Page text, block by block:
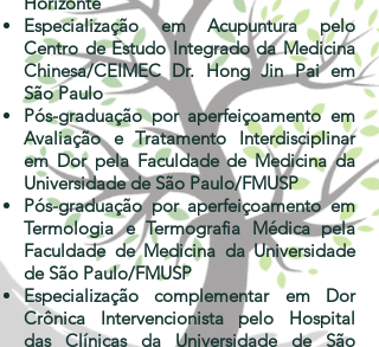
Especialização em Acupuntura pelo
Centro de Estudo Integrado da Medicina
Chinesa/CEIMEC Dr. Hong Jin Pai em
São Paulo
Pós-graduação por aperfeiçoamento em
Avaliação e Tratamento Interdisciplinar
em Dor pela Faculdade de Medicina da
Universidade de São Paulo/FMUSP
Pós-graduação por aperfeiçoamento em
Termologia e Termografia Médica pela
Faculdade de Medicina da Universidade
de São Paulo/FMUSP
Especialização complementar em Dor
Crônica Intervencionista pelo Hospital
das Clínicas da Universidade de São